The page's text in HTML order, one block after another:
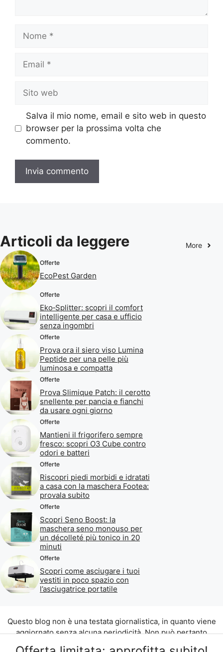
web
Salva il mio nome, email e sito web in questo
browser per la prossima volta che
commento.
Articoli da leggere More
Offerte
EcoPest Garden
Offerte
Eko‑Splitter: scopri il comfort
intelligente per casa e ufficio
senza ingombri
Offerte
Prova ora il siero viso Lumina
Peptide per una pelle più
luminosa e compatta
Offerte
Prova Slimique Patch: il cerotto
snellente per pancia e fianchi
da usare ogni giorno
Offerte
Mantieni il frigorifero sempre
fresco: scopri O3 Cube contro
odori e batteri
Offerte
Riscopri piedi morbidi e idratati
a casa con la maschera Footea:
provala subito
Offerte
Scopri Seno Boost: la
maschera seno monouso per
un décolleté più tonico in 20
minuti
Offerte
Scopri come asciugare i tuoi
vestiti in poco spazio con
l’asciugatrice portatile
Questo blog non è una testata giornalistica, in quanto viene
aggiornato senza alcuna periodicità. Non può pertanto
considerarsi un prodotto editoriale ai sensi della legge n. 62